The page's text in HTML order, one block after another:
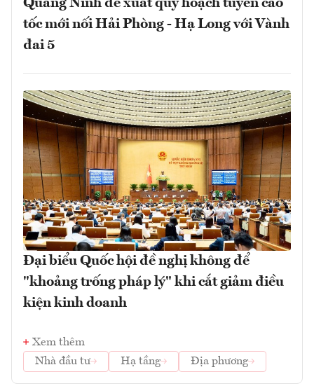
Quảng Ninh đề xuất quy hoạch tuyến cao
tốc mới nối Hải Phòng - Hạ Long với Vành
đai 5
Đại biểu Quốc hội đề nghị không để
"khoảng trống pháp lý" khi cắt giảm điều
kiện kinh doanh
Xem thêm
Nhà đầu tư
Hạ tầng Địa phương